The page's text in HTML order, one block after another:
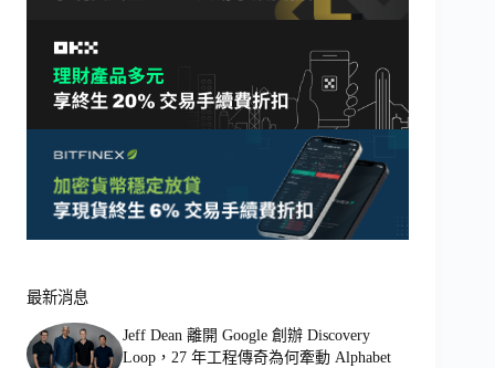
最新消息
Jeff Dean 離開 Google 創辦 Discovery
Loop，27 年工程傳奇為何牽動 Alphabet